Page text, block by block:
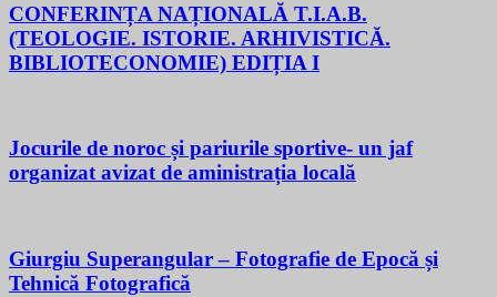
CONFERINȚA NAȚIONALĂ T.I.A.B.
(TEOLOGIE. ISTORIE. ARHIVISTICĂ.
BIBLIOTECONOMIE) EDIȚIA I
Jocurile de noroc și pariurile sportive- un jaf
organizat avizat de aministrația locală
Giurgiu Superangular – Fotografie de Epocă și
Tehnică Fotografică